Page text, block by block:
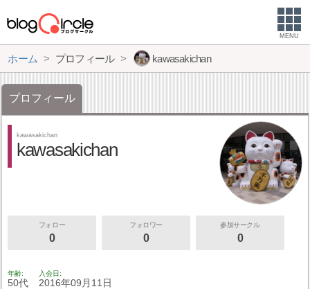
MENU
ホーム プロフィール kawasakichan
プロフィール
kawasakichan
kawasakichan
フォロー
0
フォロワー
0
参加サークル
0
年齢
50代
入会日
2016年09月11日